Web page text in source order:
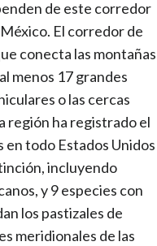
de este corredor
El corredor de
conecta las montañas
menos 17 grandes
o las cercas
región ha registrado el
todo Estados Unidos
incluyendo
y 9 especies con
los pastizales de
meridionales de las